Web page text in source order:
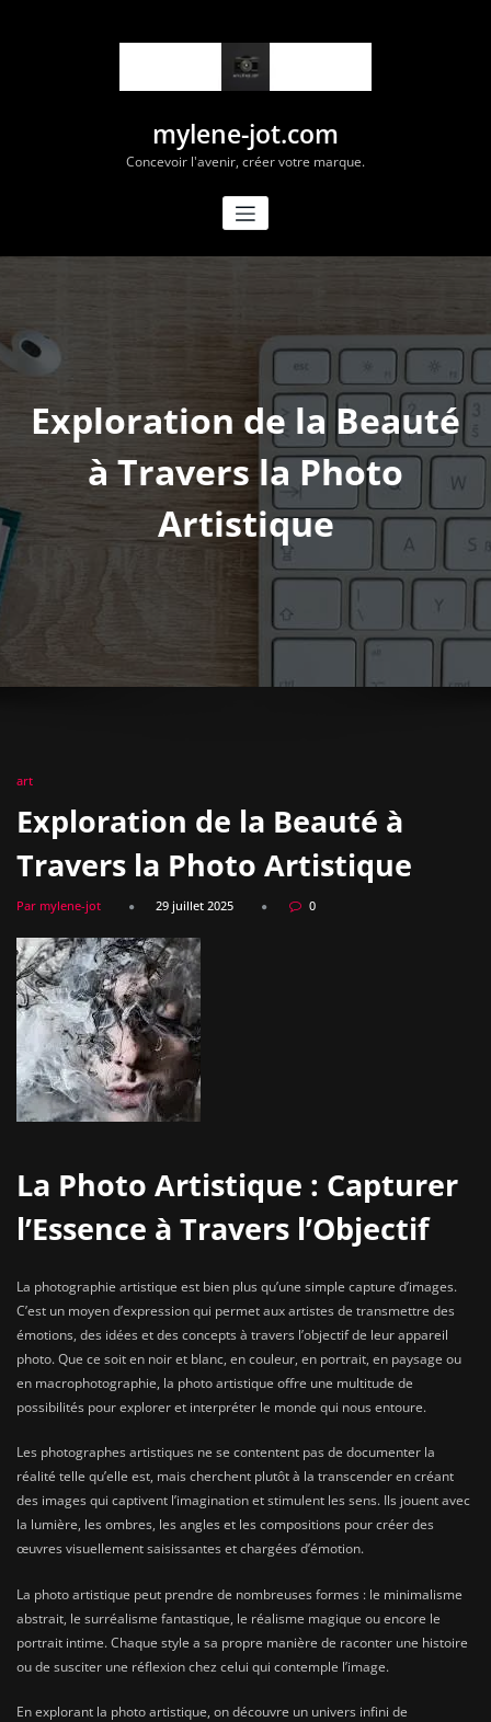
mylene-jot.com
Concevoir l'avenir, créer votre marque.
Exploration de la Beauté
à Travers la Photo
Artistique
art
Exploration de la Beauté à
Travers la Photo Artistique
Par mylene-jot 29 juillet 2025 0
La Photo Artistique : Capturer
l’Essence à Travers l’Objectif
La photographie artistique est bien plus qu’une simple capture d’images.
C’est un moyen d’expression qui permet aux artistes de transmettre des
émotions, des idées et des concepts à travers l’objectif de leur appareil
photo. Que ce soit en noir et blanc, en couleur, en portrait, en paysage ou
en macrophotographie, la photo artistique offre une multitude de
possibilités pour explorer et interpréter le monde qui nous entoure.
Les photographes artistiques ne se contentent pas de documenter la
réalité telle qu’elle est, mais cherchent plutôt à la transcender en créant
des images qui captivent l’imagination et stimulent les sens. Ils jouent avec
la lumière, les ombres, les angles et les compositions pour créer des
œuvres visuellement saisissantes et chargées d’émotion.
La photo artistique peut prendre de nombreuses formes : le minimalisme
abstrait, le surréalisme fantastique, le réalisme magique ou encore le
portrait intime. Chaque style a sa propre manière de raconter une histoire
ou de susciter une réflexion chez celui qui contemple l’image.
En explorant la photo artistique, on découvre un univers infini de